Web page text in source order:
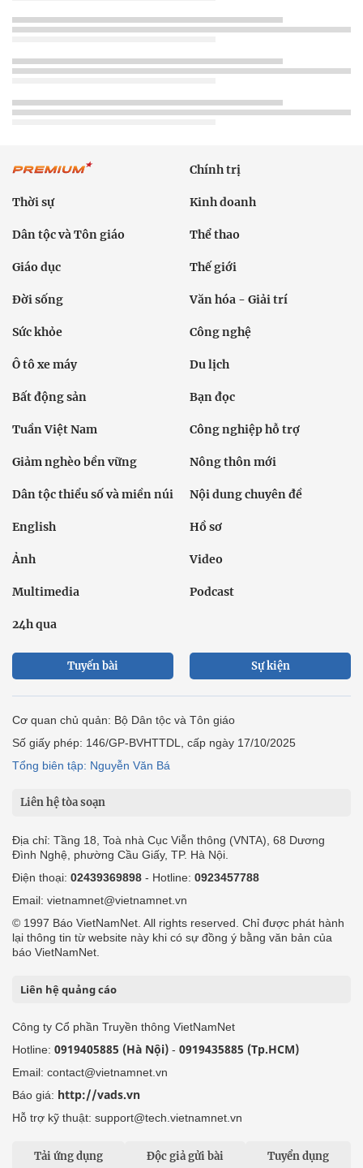
Chính trị
Thời sự Kinh doanh
Dân tộc và Tôn giáo Thể thao
Giáo dục Thế giới
Đời sống Văn hóa - Giải trí
Sức khỏe Công nghệ
Ô tô xe máy Du lịch
Bất động sản Bạn đọc
Tuần Việt Nam Công nghiệp hỗ trợ
Giảm nghèo bền vững Nông thôn mới
Dân tộc thiểu số và miền núi Nội dung chuyên đề
English Hồ sơ
Ảnh Video
Multimedia Podcast
24h qua
Tuyến bài Sự kiện
Cơ quan chủ quản: Bộ Dân tộc và Tôn giáo
Số giấy phép: 146/GP-BVHTTDL, cấp ngày 17/10/2025
Tổng biên tập: Nguyễn Văn Bá
Liên hệ tòa soạn
Địa chỉ: Tầng 18, Toà nhà Cục Viễn thông (VNTA), 68 Dương
Đình Nghệ, phường Cầu Giấy, TP. Hà Nội.
Điện thoại: 02439369898 - Hotline: 0923457788
Email: vietnamnet@vietnamnet.vn
© 1997 Báo VietNamNet. All rights reserved. Chỉ được phát hành
lại thông tin từ website này khi có sự đồng ý bằng văn bản của
báo VietNamNet.
Liên hệ quảng cáo
Công ty Cổ phần Truyền thông VietNamNet
Hotline: 0919405885 (Hà Nội) - 0919435885 (Tp.HCM)
Email: contact@vietnamnet.vn
Báo giá: http://vads.vn
Hỗ trợ kỹ thuật: support@tech.vietnamnet.vn
Tải ứng dụng Độc giả gửi bài Tuyển dụng